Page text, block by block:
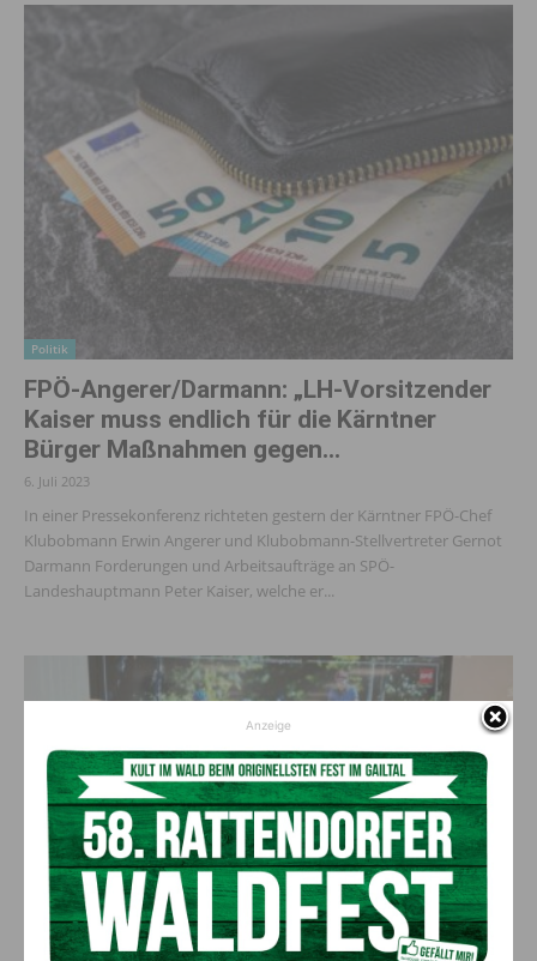
Politik
FPÖ-Angerer/Darmann: „LH-Vorsitzender
Kaiser muss endlich für die Kärntner
Bürger Maßnahmen gegen...
6. Juli 2023
In einer Pressekonferenz richteten gestern der Kärntner FPÖ-Chef
Klubobmann Erwin Angerer und Klubobmann-Stellvertreter Gernot
Darmann Forderungen und Arbeitsaufträge an SPÖ-
Landeshauptmann Peter Kaiser, welche er...
Anzeige